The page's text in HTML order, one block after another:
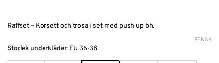
Raffset – Korsett och trosa i set med push up bh.
Storlek underkläder: EU 36-38
RENSA
Alternative: